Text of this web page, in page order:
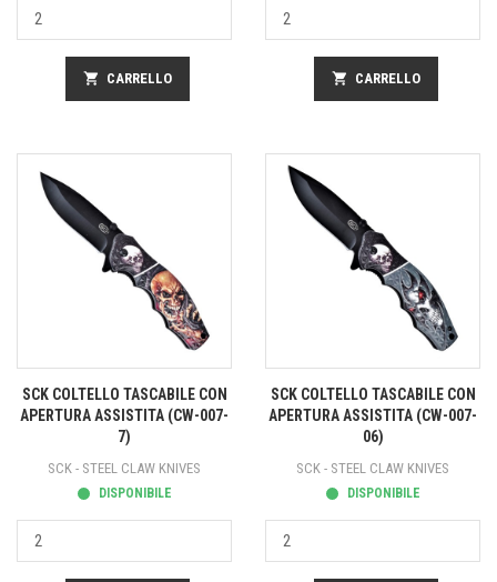
shopping_cart CARRELLO shopping_cart CARRELLO
SCK COLTELLO TASCABILE CON
APERTURA ASSISTITA (CW-007-
7)
SCK - STEEL CLAW KNIVES
DISPONIBILE
SCK COLTELLO TASCABILE CON
APERTURA ASSISTITA (CW-007-
06)
SCK - STEEL CLAW KNIVES
DISPONIBILE